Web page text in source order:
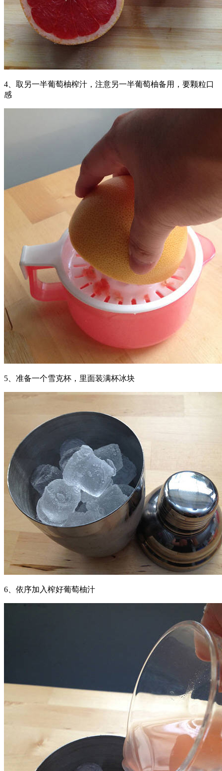
4、取另一半葡萄柚榨汁，注意另一半葡萄柚备用，要颗粒口
感
5、准备一个雪克杯，里面装满杯冰块
6、依序加入榨好葡萄柚汁